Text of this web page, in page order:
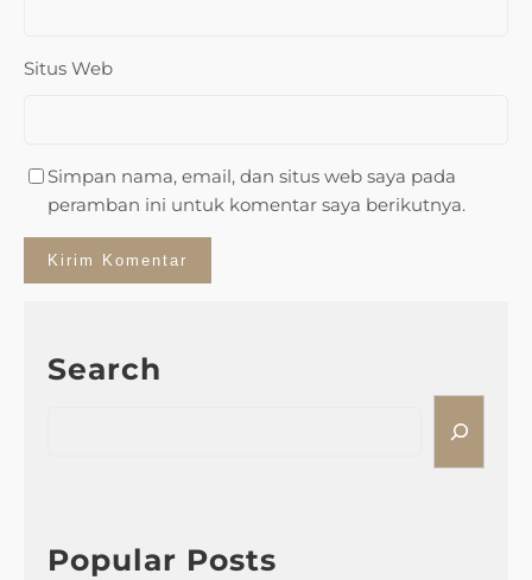
Situs Web
Simpan nama, email, dan situs web saya pada
peramban ini untuk komentar saya berikutnya.
Search
h
Popular Posts